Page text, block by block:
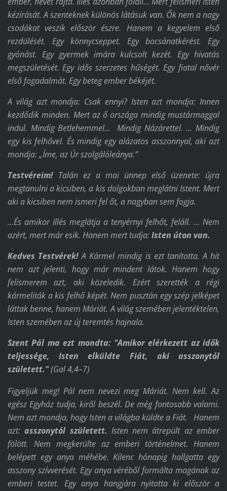
kézírását. A szenteknek különös látásuk van. Ők nem a nagy
csodákat veszik először észre. Hanem a kegyelem első
rezdülését. Egy könnycseppet. Egy bocsánatkérést. Egy
gyónást. Egy gyermek imára kulcsolt kezét. Egy hivatás
megszületését. Egy idős szerzetes hűségét. Egy fiatal nővér
első fogadalmát. Egy beteg ember békéjét.
A világ azt mondja: Csak ennyi? Isten azt mondja: Innen
kezdődik minden. Mert az ő országa mindig mustármaggal
indul. Mindig Betlehemmel... Mindig Názárettel. ... Mindig
egy kis felhővel. És mindig egy alázatos asszonnyal, aki azt
mondja: „Íme, az Úr szolgálóleánya.”
Testvéreim!Talán ez a mai ünnep első üzenete: újra
megtanulni a kicsiben, a kis dolgokban meglátni Istent. Mert
aki a kicsiben nem ismeri fel őt, a nagyban sem fogja.
...És amikor Illés meglátja a tenyérnyi felhőt, feláll. ... Nem
azért, mert már esik. Hanem mert tudja:Isten úton van.
Kedves Testvérek! A Kármel mindig is ezt tanította. A hit
nem azt jelenti, hogy már mindent látok. Hanem hogy
felismerem azt, aki közeledik. Ezért szerették a régi
kármeliták a kis felhő képét. Nem pusztán egy szép jelképet
láttak benne, hanem Máriát. A világ szemében jelentéktelen,
Isten szemében az új teremtés hajnala.
Szent Pál ma ezt mondta: "Amikor elérkezett az idők
teljessége, Isten elküldte Fiát, aki asszonytól
született."(Gal 4,4–7)
Figyeljük meg! Pál nem nevezi meg Máriát. Nem kell. Az
egész Egyház tudja, kiről beszél. De még fontosabb valami.
Nem azt mondja, hogy Isten a világba küldte a Fiát. Hanem
azt:asszonytól született. Isten nem átrepült az ember
fölött. Nem megkerülte az emberi történelmet. Hanem
belépett egy anya méhébe. Kilenc hónapig hallgatta egy
asszony szívverését. Egy anya véréből formálta magának az
emberi testet. Egy anya hangjára nyitotta ki először a